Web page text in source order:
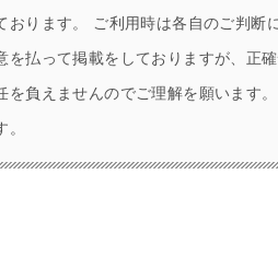
ります。 ご利用時は各自のご判断
を払って掲載をしておりますが、正
を負えませんのでご理解を願います